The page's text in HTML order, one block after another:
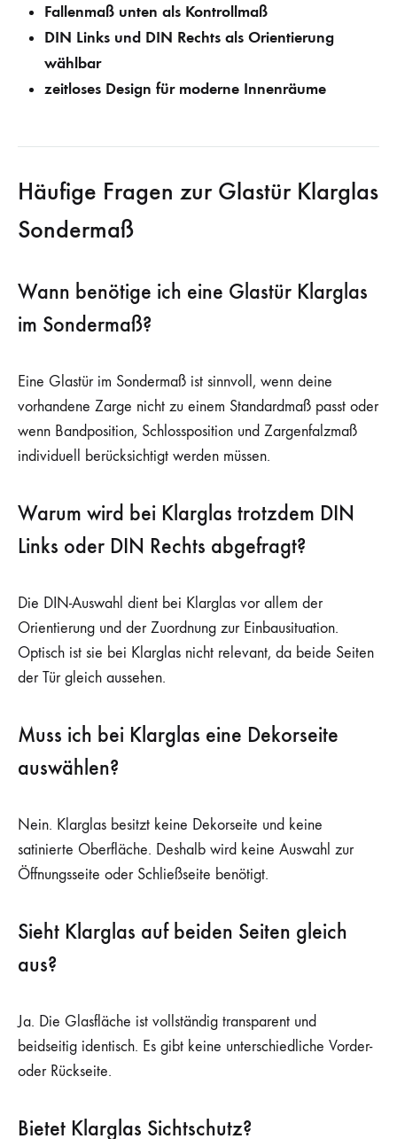
Fallenmaß unten als Kontrollmaß
DIN Links und DIN Rechts als Orientierung
wählbar
zeitloses Design für moderne Innenräume
Häufige Fragen zur Glastür Klarglas
Sondermaß
Wann benötige ich eine Glastür Klarglas
im Sondermaß?
Eine Glastür im Sondermaß ist sinnvoll, wenn deine
vorhandene Zarge nicht zu einem Standardmaß passt oder
wenn Bandposition, Schlossposition und Zargenfalzmaß
individuell berücksichtigt werden müssen.
Warum wird bei Klarglas trotzdem DIN
Links oder DIN Rechts abgefragt?
Die DIN-Auswahl dient bei Klarglas vor allem der
Orientierung und der Zuordnung zur Einbausituation.
Optisch ist sie bei Klarglas nicht relevant, da beide Seiten
der Tür gleich aussehen.
Muss ich bei Klarglas eine Dekorseite
auswählen?
Nein. Klarglas besitzt keine Dekorseite und keine
satinierte Oberfläche. Deshalb wird keine Auswahl zur
Öffnungsseite oder Schließseite benötigt.
Sieht Klarglas auf beiden Seiten gleich
aus?
Ja. Die Glasfläche ist vollständig transparent und
beidseitig identisch. Es gibt keine unterschiedliche Vorder-
oder Rückseite.
Bietet Klarglas Sichtschutz?